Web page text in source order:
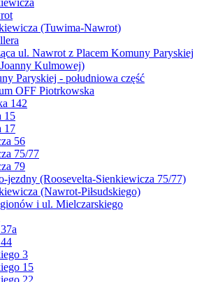
(Tuwima-Nawrot)
ul. Nawrot z Placem Komuny Paryskiej
Kulmowej)
Paryskiej - południowa część
OFF Piotrkowska
142
15
17
56
75/77
79
jezdny (Roosevelta-Sienkiewicza 75/77)
(Nawrot-Piłsudskiego)
i ul. Mielczarskiego
3
15
22